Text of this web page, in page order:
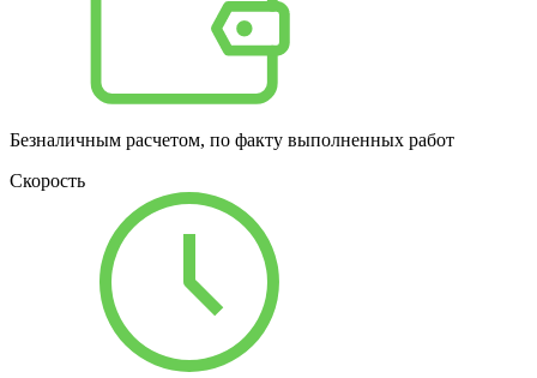
Безналичным расчетом, по факту выполненных работ
Скорость